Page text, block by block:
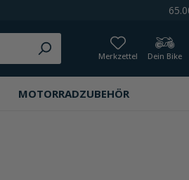
Merkzettel Dein Bike
MOTORRADZUBEHÖR